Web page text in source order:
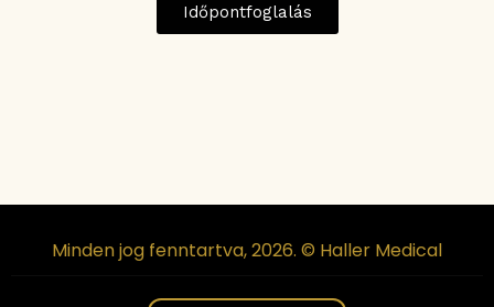
Időpontfoglalás
Minden jog fenntartva, 2026. © Haller Medical